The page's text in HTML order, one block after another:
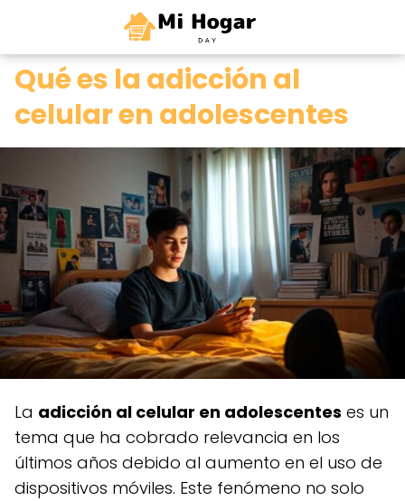
0
Qué es la adicción al
celular en adolescentes
La adicción al celular en adolescentes es un
tema que ha cobrado relevancia en los
últimos años debido al aumento en el uso de
dispositivos móviles. Este fenómeno no solo